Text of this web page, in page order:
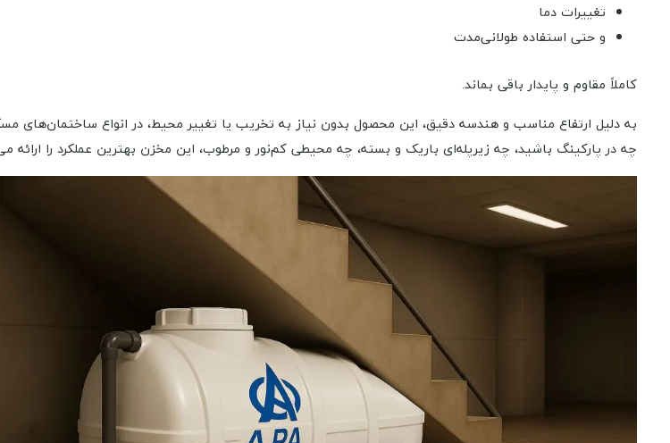
تغییرات دما
و حتی استفاده طولانی‌مدت
کاملاً مقاوم و پایدار باقی بماند.
به دلیل ارتفاع مناسب و هندسه دقیق، این محصول بدون نیاز به تخریب یا تغییر محیط، در انواع ساختمان‌های
چه در پارکینگ باشید، چه زیرپله‌ای باریک و بسته، چه محیطی کم‌نور و مرطوب، این مخزن بهترین عملکرد را ارائه